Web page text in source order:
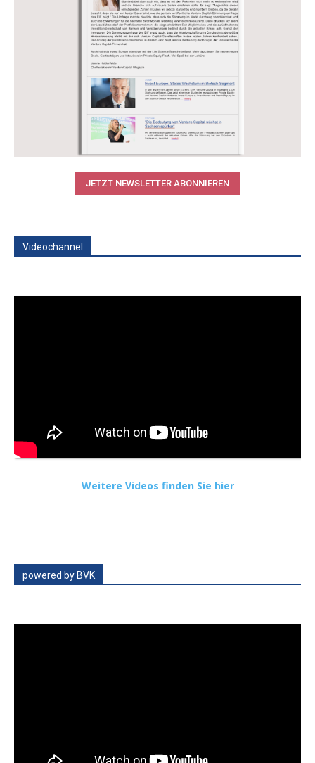
JETZT NEWSLETTER ABONNIEREN
Videochannel
Weitere Videos finden Sie hier
powered by BVK